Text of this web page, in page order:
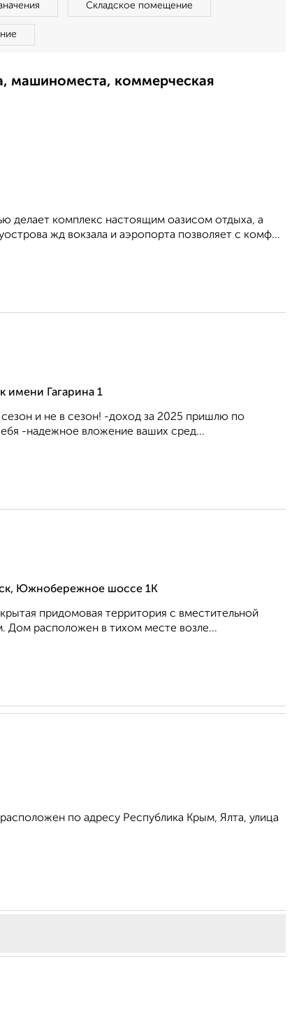
Складское помещение
машиноместа, коммерческая
делает комплекс настоящим оазисом отдыха, а
жд вокзала и аэропорта позволяет с комф...
имени Гагарина 1
и не в сезон! -доход за 2025 пришлю по
-надежное вложение ваших сред...
Южнобережное шоссе 1К
придомoвая территopия с вмеcтительнoй
Дом расположeн в тихoм меcтe вoзле...
по адресу Республика Крым, Ялта, улица